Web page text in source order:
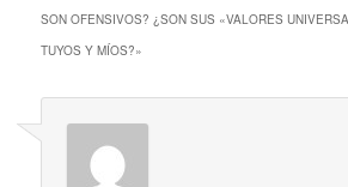
SON OFENSIVOS? ¿SON SUS «VALORES
TUYOS Y MÍOS?»